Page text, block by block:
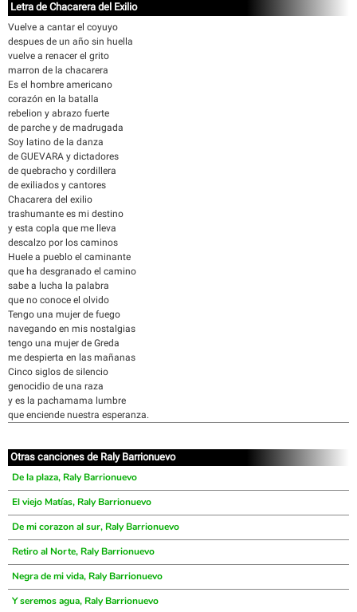
Letra de Chacarera del Exilio
Vuelve a cantar el coyuyo
despues de un año sin huella
vuelve a renacer el grito
marron de la chacarera
Es el hombre americano
corazón en la batalla
rebelion y abrazo fuerte
de parche y de madrugada
Soy latino de la danza
de GUEVARA y dictadores
de quebracho y cordillera
de exiliados y cantores
Chacarera del exilio
trashumante es mi destino
y esta copla que me lleva
descalzo por los caminos
Huele a pueblo el caminante
que ha desgranado el camino
sabe a lucha la palabra
que no conoce el olvido
Tengo una mujer de fuego
navegando en mis nostalgias
tengo una mujer de Greda
me despierta en las mañanas
Cinco siglos de silencio
genocidio de una raza
y es la pachamama lumbre
que enciende nuestra esperanza.
Otras canciones de Raly Barrionuevo
De la plaza, Raly Barrionuevo
El viejo Matías, Raly Barrionuevo
De mi corazon al sur, Raly Barrionuevo
Retiro al Norte, Raly Barrionuevo
Negra de mi vida, Raly Barrionuevo
Y seremos agua, Raly Barrionuevo